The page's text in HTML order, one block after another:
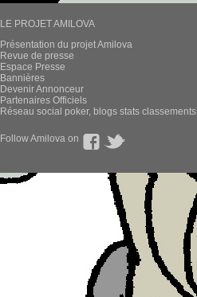
LE PROJET AMILOVA
Présentation du projet Amilova
Revue de presse
Espace Presse
Bannières
Devenir Annonceur
Partenaires Officiels
Réseau social poker, blogs stats classements
Follow Amilova on